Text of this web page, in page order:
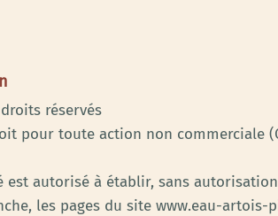
réservés
pour toute action non commerciale
autorisé à établir, sans
les pages du site www.eau-